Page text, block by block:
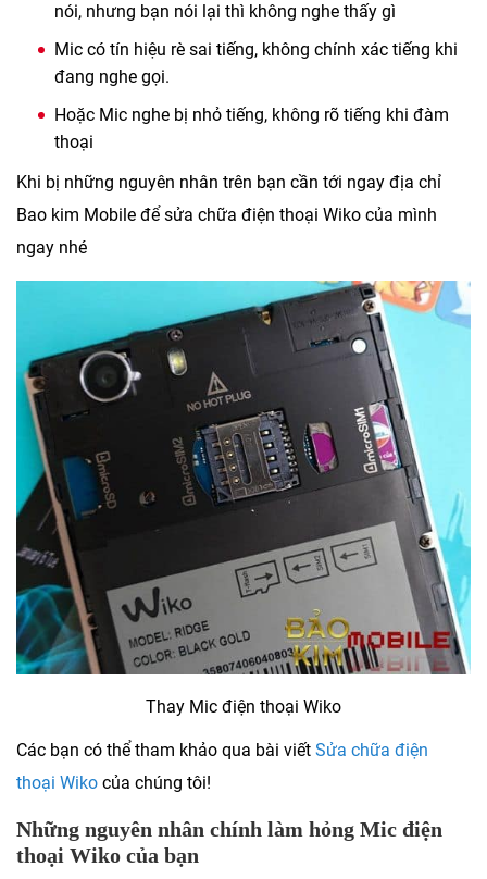
nói, nhưng bạn nói lại thì không nghe thấy gì
Mic có tín hiệu rè sai tiếng, không chính xác tiếng khi
đang nghe gọi.
Hoặc Mic nghe bị nhỏ tiếng, không rõ tiếng khi đàm
thoại
Khi bị những nguyên nhân trên bạn cần tới ngay địa chỉ
Bao kim Mobile để sửa chữa điện thoại Wiko của mình
ngay nhé
Thay Mic điện thoại Wiko
Các bạn có thể tham khảo qua bài viết Sửa chữa điện
thoại Wiko của chúng tôi!
Những nguyên nhân chính làm hỏng Mic điện
thoại Wiko của bạn